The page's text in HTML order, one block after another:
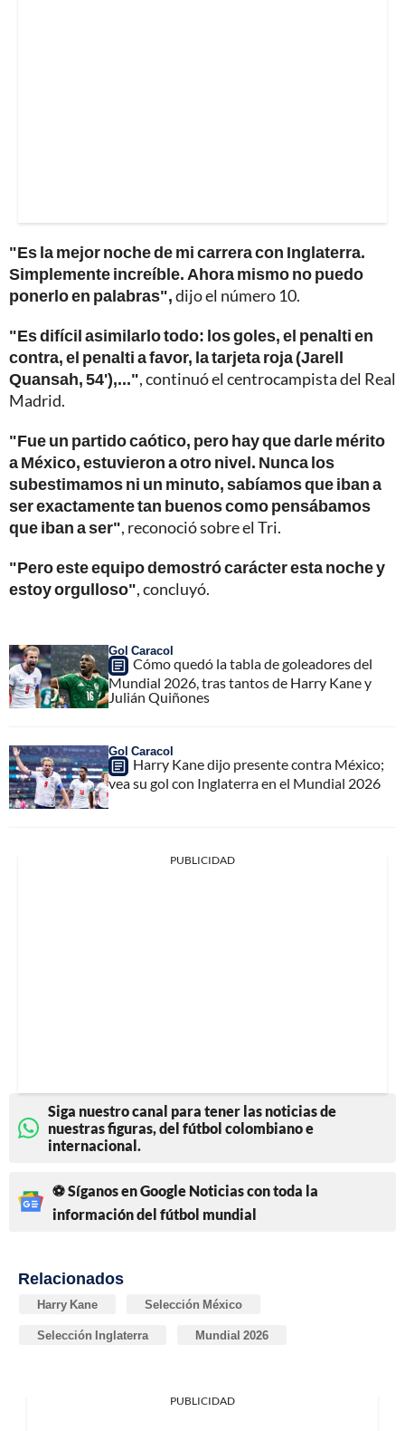
"Es la mejor noche de mi carrera con Inglaterra.
Simplemente increíble. Ahora mismo no puedo
ponerlo en palabras",dijo el número 10.
"Es difícil asimilarlo todo: los goles, el penalti en
contra, el penalti a favor, la tarjeta roja (Jarell
Quansah, 54'),...", continuó el centrocampista del Real
Madrid.
"Fue un partido caótico, pero hay que darle mérito
a México, estuvieron a otro nivel. Nunca los
subestimamos ni un minuto, sabíamos que iban a
ser exactamente tan buenos como pensábamos
que iban a ser", reconoció sobre el Tri.
"Pero este equipo demostró carácter esta noche y
estoy orgulloso", concluyó.
Gol Caracol
Cómo quedó la tabla de goleadores del
Mundial 2026, tras tantos de Harry Kane y
Julián Quiñones
Gol Caracol
Harry Kane dijo presente contra México;
vea su gol con Inglaterra en el Mundial 2026
PUBLICIDAD
Siga nuestro canal para tener las noticias de
nuestras figuras, del fútbol colombiano e
internacional.
⚽ Síganos en Google Noticias con toda la
información del fútbol mundial
Relacionados
Harry Kane Selección México
Selección Inglaterra Mundial 2026
PUBLICIDAD